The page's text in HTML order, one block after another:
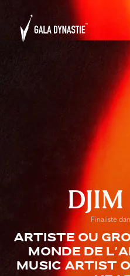
Finaliste
Artiste ou
monde de
Music Artist